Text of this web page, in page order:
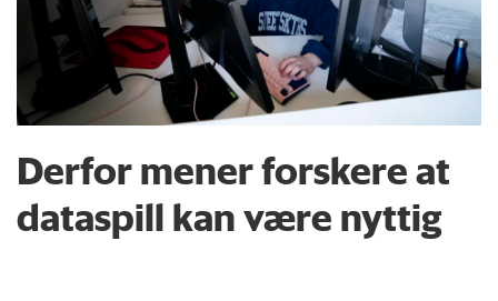
Derfor mener forskere at
dataspill kan være nyttig